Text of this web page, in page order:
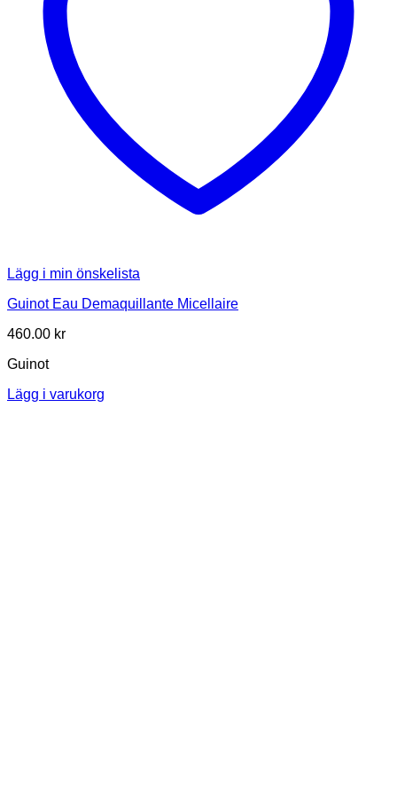
Lägg i min önskelista
Guinot Eau Demaquillante Micellaire
460.00 kr
Guinot
Lägg i varukorg